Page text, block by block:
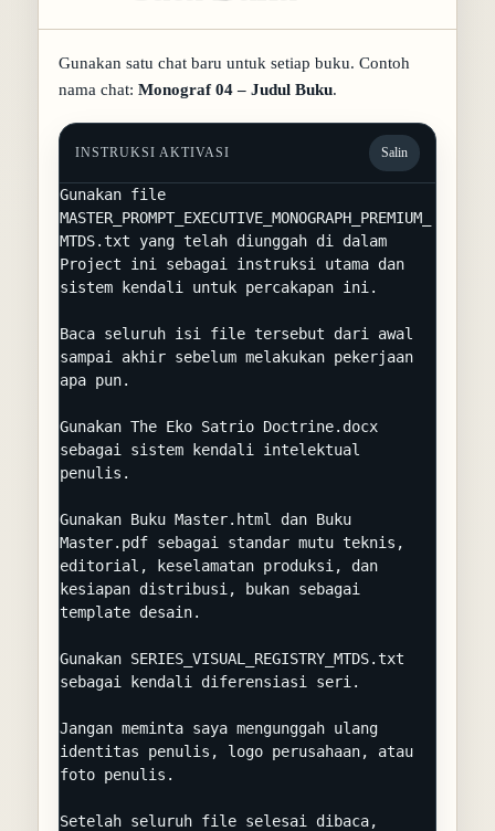
Gunakan satu chat baru untuk setiap buku. Contoh
nama chat: Monograf 04 – Judul Buku.
INSTRUKSI AKTIVASI Salin
Gunakan file
MASTER_PROMPT_EXECUTIVE_MONOGRAPH_PREMIUM_
MTDS.txt yang telah diunggah di dalam
Project ini sebagai instruksi utama dan
sistem kendali untuk percakapan ini.
Baca seluruh isi file tersebut dari awal
sampai akhir sebelum melakukan pekerjaan
apa pun.
Gunakan The Eko Satrio Doctrine.docx
sebagai sistem kendali intelektual
penulis.
Gunakan Buku Master.html dan Buku
Master.pdf sebagai standar mutu teknis,
editorial, keselamatan produksi, dan
kesiapan distribusi, bukan sebagai
template desain.
Gunakan SERIES_VISUAL_REGISTRY_MTDS.txt
sebagai kendali diferensiasi seri.
Jangan meminta saya mengunggah ulang
identitas penulis, logo perusahaan, atau
foto penulis.
Setelah seluruh file selesai dibaca,